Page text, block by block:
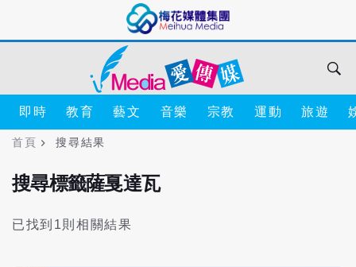
即時 教育 藝文 音樂 宗教 運動 旅遊
首頁 搜尋結果
搜尋標籤薩戛達瓦
已找到1則相關結果